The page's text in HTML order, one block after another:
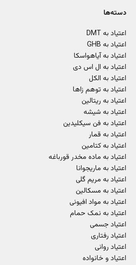
دسته‌ها
اعتیاد به DMT
اعتیاد به GHB
اعتیاد به آیاهواسکا
اعتیاد به ال اس دی
اعتیاد به الکل
اعتیاد به توهم زاها
اعتیاد به ریتالین
اعتیاد به شیشه
اعتیاد به فن سیکلیدین
اعتیاد به قمار
اعتیاد به کتامین
اعتیاد به ماده مخدر قورباغه
اعتیاد به ماریجوانا
اعتیاد به مریم گلی
اعتیاد به مسکالین
اعتیاد به مواد افیونی
اعتیاد به نمک حمام
اعتیاد جسمی
اعتیاد رفتاری
اعتیاد روانی
اعتیاد و خانواده